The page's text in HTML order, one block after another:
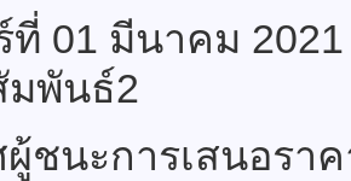
01 มีนาคม
มพันธ์2
ชนะการเสนอรา